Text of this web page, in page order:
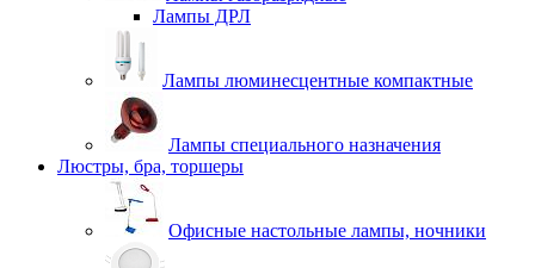
Лампы ДРЛ
Лампы люминесцентные компактные
Лампы специального назначения
Люстры, бра, торшеры
Офисные настольные лампы, ночники